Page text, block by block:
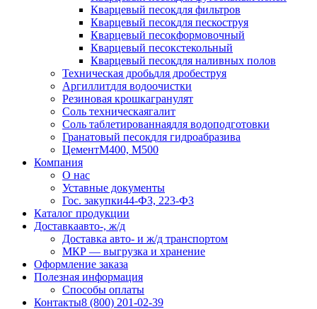
Кварцевый песокдля фильтров
Кварцевый песокдля пескоструя
Кварцевый песокформовочный
Кварцевый песокстекольный
Кварцевый песокдля наливных полов
Техническая дробьдля дробеструя
Аргиллитдля водоочистки
Резиновая крошкагранулят
Соль техническаягалит
Соль таблетированнаядля водоподготовки
Гранатовый песокдля гидроабразива
ЦементМ400, М500
Компания
О нас
Уставные документы
Гос. закупки44-ФЗ, 223-ФЗ
Каталог продукции
Доставкаавто-, ж/д
Доставка авто- и ж/д транспортом
МКР — выгрузка и хранение
Оформление заказа
Полезная информация
Способы оплаты
Контакты8 (800) 201-02-39